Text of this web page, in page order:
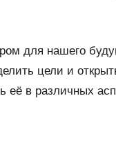
для нашего
цели и
в различных